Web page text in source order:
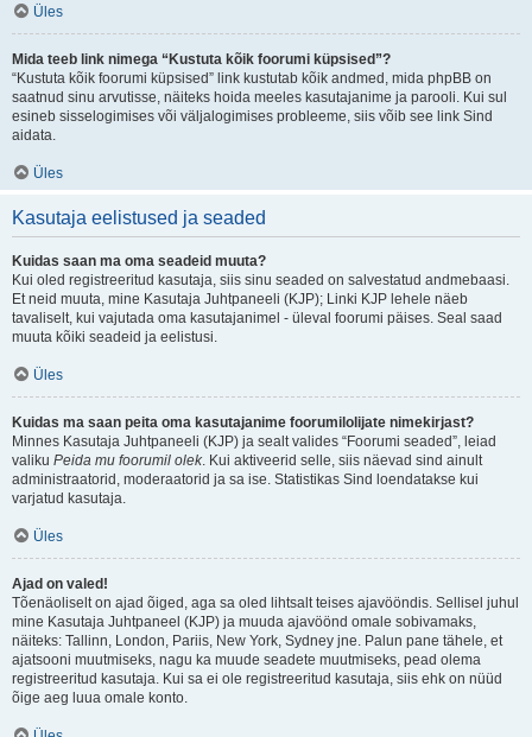
Üles
Mida teeb link nimega “Kustuta kõik foorumi küpsised”?
“Kustuta kõik foorumi küpsised” link kustutab kõik andmed, mida phpBB on
saatnud sinu arvutisse, näiteks hoida meeles kasutajanime ja parooli. Kui sul
esineb sisselogimises või väljalogimises probleeme, siis võib see link Sind
aidata.
Üles
Kasutaja eelistused ja seaded
Kuidas saan ma oma seadeid muuta?
Kui oled registreeritud kasutaja, siis sinu seaded on salvestatud andmebaasi.
Et neid muuta, mine Kasutaja Juhtpaneeli (KJP); Linki KJP lehele näeb
tavaliselt, kui vajutada oma kasutajanimel - üleval foorumi päises. Seal saad
muuta kõiki seadeid ja eelistusi.
Üles
Kuidas ma saan peita oma kasutajanime foorumilolijate nimekirjast?
Minnes Kasutaja Juhtpaneeli (KJP) ja sealt valides “Foorumi seaded”, leiad
valiku Peida mu foorumil olek. Kui aktiveerid selle, siis näevad sind ainult
administraatorid, moderaatorid ja sa ise. Statistikas Sind loendatakse kui
varjatud kasutaja.
Üles
Ajad on valed!
Tõenäoliselt on ajad õiged, aga sa oled lihtsalt teises ajavööndis. Sellisel juhul
mine Kasutaja Juhtpaneel (KJP) ja muuda ajavöönd omale sobivamaks,
näiteks: Tallinn, London, Pariis, New York, Sydney jne. Palun pane tähele, et
ajatsooni muutmiseks, nagu ka muude seadete muutmiseks, pead olema
registreeritud kasutaja. Kui sa ei ole registreeritud kasutaja, siis ehk on nüüd
õige aeg luua omale konto.